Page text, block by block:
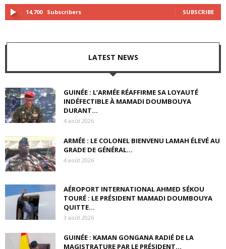
14,700 Subscribers SUBSCRIBE
LATEST NEWS
GUINÉE : L’ARMÉE RÉAFFIRME SA LOYAUTÉ
INDÉFECTIBLE À MAMADI DOUMBOUYA
DURANT...
4 août 2026
ARMÉE : LE COLONEL BIENVENU LAMAH ÉLEVÉ AU
GRADE DE GÉNÉRAL...
4 août 2026
AÉROPORT INTERNATIONAL AHMED SÉKOU
TOURÉ : LE PRÉSIDENT MAMADI DOUMBOUYA
QUITTE...
3 août 2026
GUINÉE : KAMAN GONGANA RADIÉ DE LA
MAGISTRATURE PAR LE PRÉSIDENT...